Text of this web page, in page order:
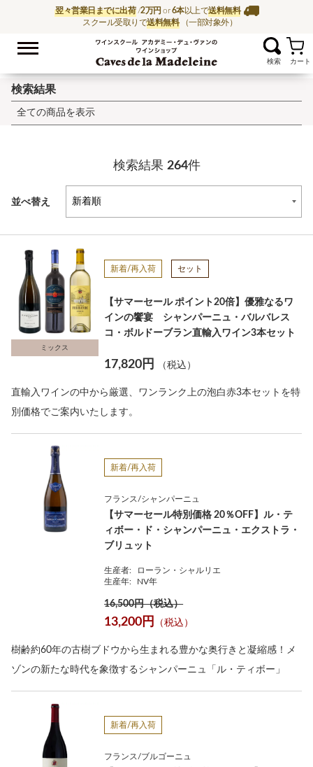
翌々営業日までに出荷/2万円 or6本以上で送料無料
スクール受取りで送料無料 （一部対象外）
ワイン通販ならワイ
お気に入
検索結果
全ての商品を表示
検索結果 264件
並べ替え
ミックス
新着/再入荷 セット
【サマーセール ポイント20倍】優雅なるワ
インの饗宴 シャンパーニュ・バルバレス
コ・ボルドーブラン直輸入ワイン3本セット
17,820円 （税込）
直輸入ワインの中から厳選、ワンランク上の泡白赤3本セットを特
別価格でご案内いたします。
新着/再入荷
フランス/シャンパーニュ
【サマーセール特別価格 20％OFF】ル・テ
ィボー・ド・シャンパーニュ・エクストラ・
ブリュット
生産者:
ローラン・シャルリエ
生産年:
NV年
16,500円（税込）
13,200円 （税込）
樹齢約60年の古樹ブドウから生まれる豊かな奥行きと凝縮感！メ
ゾンの新たな時代を象徴するシャンパーニュ「ル・ティボー」
新着/再入荷
フランス/ブルゴーニュ